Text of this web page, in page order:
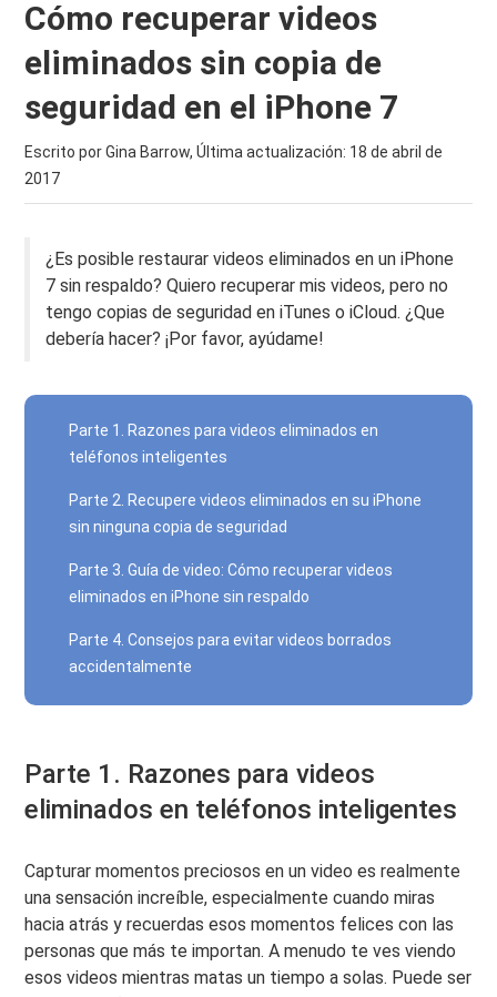
Cómo recuperar videos
eliminados sin copia de
seguridad en el iPhone 7
Escrito por Gina Barrow, Última actualización: 18 de abril de
2017
¿Es posible restaurar videos eliminados en un iPhone
7 sin respaldo? Quiero recuperar mis videos, pero no
tengo copias de seguridad en iTunes o iCloud. ¿Que
debería hacer? ¡Por favor, ayúdame!
Parte 1. Razones para videos eliminados en
teléfonos inteligentes
Parte 2. Recupere videos eliminados en su iPhone
sin ninguna copia de seguridad
Parte 3. Guía de video: Cómo recuperar videos
eliminados en iPhone sin respaldo
Parte 4. Consejos para evitar videos borrados
accidentalmente
Parte 1. Razones para videos
eliminados en teléfonos inteligentes
Capturar momentos preciosos en un video es realmente
una sensación increíble, especialmente cuando miras
hacia atrás y recuerdas esos momentos felices con las
personas que más te importan. A menudo te ves viendo
esos videos mientras matas un tiempo a solas. Puede ser